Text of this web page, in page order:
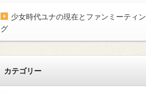
少女時代ユナの現在とファンミーティン
グ
カテゴリー